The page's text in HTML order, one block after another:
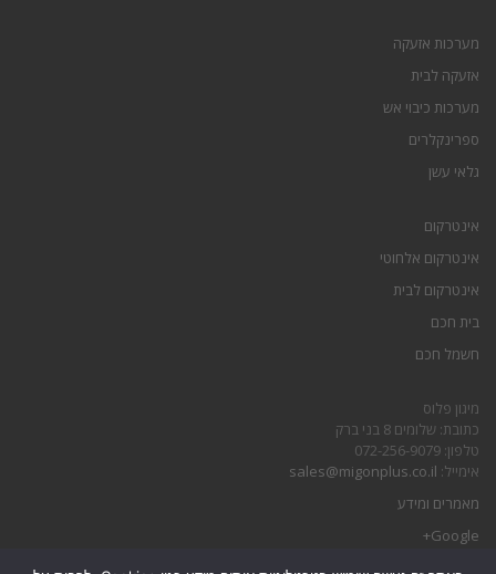
מערכות אזעקה
אזעקה לבית
מערכות כיבוי אש
ספרינקלרים
גלאי עשן
אינטרקום
אינטרקום אלחוטי
אינטרקום לבית
בית חכם
חשמל חכם
מיגון פלוס
כתובת: שלומים 8 בני ברק
טלפון: 072-256-9079
אימייל: sales@migonplus.co.il
מאמרים ומידע
Google+